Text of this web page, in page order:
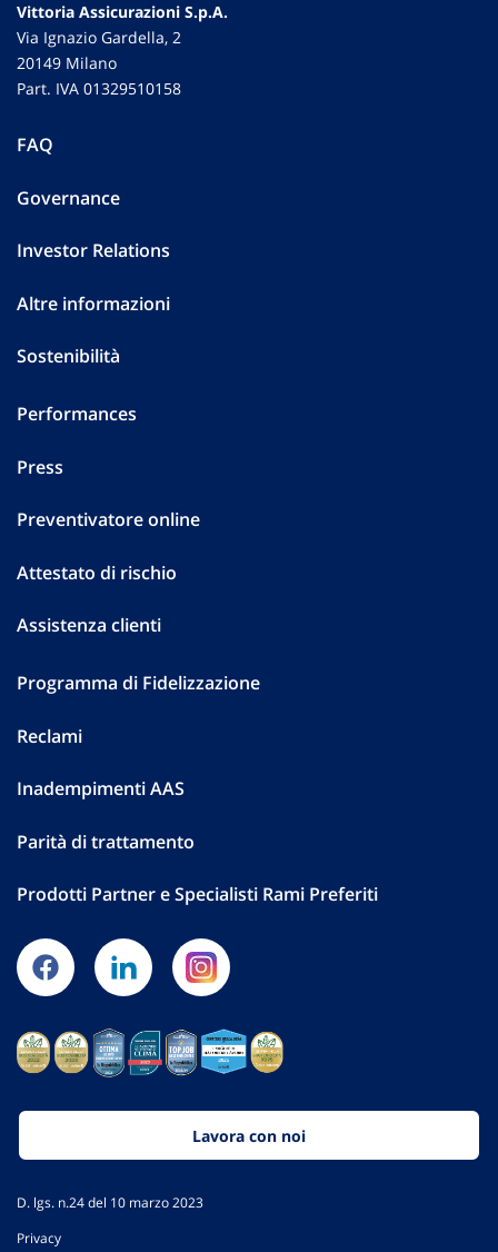
Vittoria Assicurazioni S.p.A.
Via Ignazio Gardella, 2
20149 Milano
Part. IVA 01329510158
FAQ
Governance
Investor Relations
Altre informazioni
Sostenibilità
Performances
Press
Preventivatore online
Attestato di rischio
Assistenza clienti
Programma di Fidelizzazione
Reclami
Inadempimenti AAS
Parità di trattamento
Prodotti Partner e Specialisti Rami Preferiti
Lavora con noi
D. lgs. n.24 del 10 marzo 2023
Privacy